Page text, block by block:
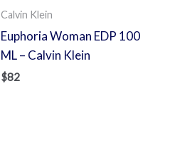
Calvin Klein
Euphoria Woman EDP 100
ML – Calvin Klein
$82